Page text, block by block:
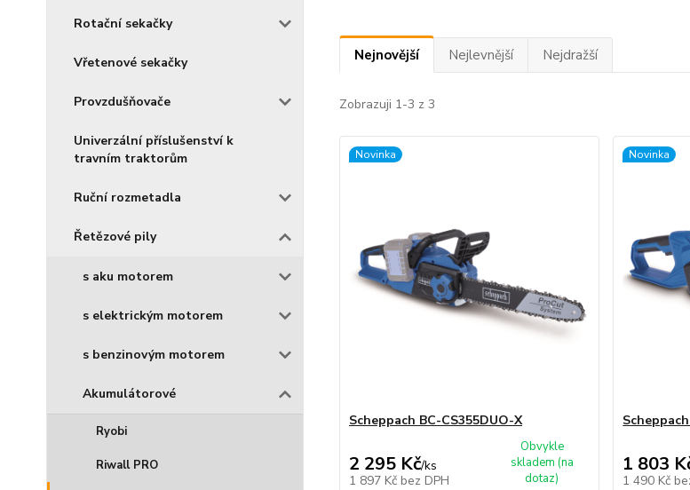
Rotační sekačky
Vřetenové sekačky
Provzdušňovače
Univerzální příslušenství k
travním traktorům
Ruční rozmetadla
Řetězové pily
s aku motorem
s elektrickým motorem
s benzinovým motorem
Akumulátorové
Ryobi
Riwall PRO
Nejnovější Nejlevnější Nejdražší
Zobrazuji 1-3 z 3
Novinka
Scheppach BC-CS355DUO-X
2 295 Kč/ks
1 897 Kč bez DPH
Obvykle
skladem (na
dotaz)
Novinka
1 803
1 490 Kč